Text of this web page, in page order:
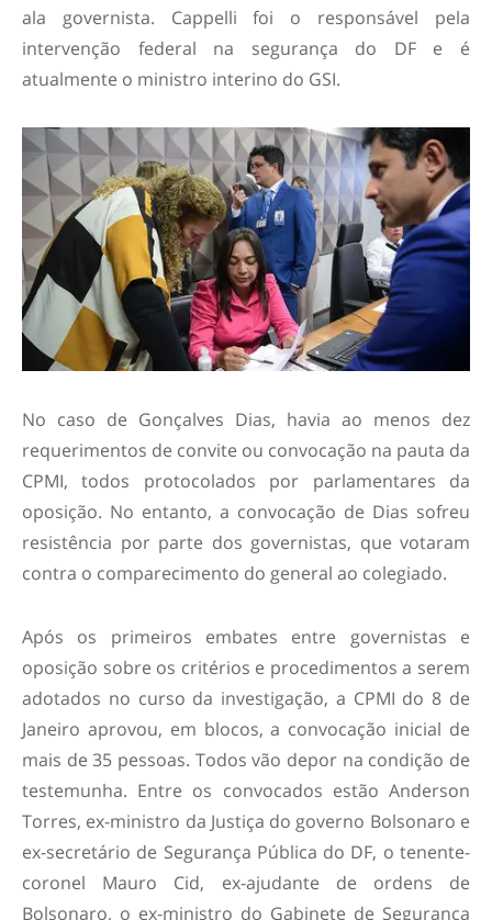
ala governista. Cappelli foi o responsável pela
intervenção federal na segurança do DF e é
atualmente o ministro interino do GSI.
No caso de Gonçalves Dias, havia ao menos dez
requerimentos de convite ou convocação na pauta da
CPMI, todos protocolados por parlamentares da
oposição. No entanto, a convocação de Dias sofreu
resistência por parte dos governistas, que votaram
contra o comparecimento do general ao colegiado.
Após os primeiros embates entre governistas e
oposição sobre os critérios e procedimentos a serem
adotados no curso da investigação, a CPMI do 8 de
Janeiro aprovou, em blocos, a convocação inicial de
mais de 35 pessoas. Todos vão depor na condição de
testemunha. Entre os convocados estão Anderson
Torres, ex-ministro da Justiça do governo Bolsonaro e
ex-secretário de Segurança Pública do DF, o tenente-
coronel Mauro Cid, ex-ajudante de ordens de
Bolsonaro, o ex-ministro do Gabinete de Segurança